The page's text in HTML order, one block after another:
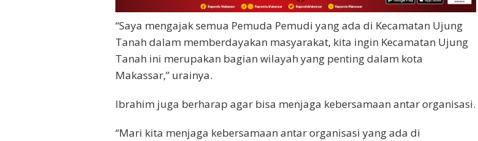
“Saya mengajak semua Pemuda Pemudi yang ada di Kecamatan Ujung
Tanah dalam memberdayakan masyarakat, kita ingin Kecamatan Ujung
Tanah ini merupakan bagian wilayah yang penting dalam kota
Makassar,” urainya.
Ibrahim juga berharap agar bisa menjaga kebersamaan antar organisasi.
“Mari kita menjaga kebersamaan antar organisasi yang ada di